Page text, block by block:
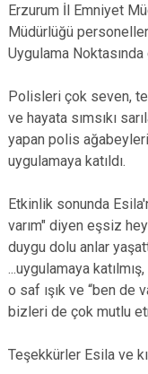
Erzurum İl Emniyet
Müdürlüğü
Uygulama
Polisleri çok seven,
ve hayata sımsıkı
yapan polis
uygulamaya katıldı.
Etkinlik sonunda
varım" diyen eşsiz
duygu dolu anlar
...uygulamaya
o saf ışık ve “ben de
bizleri de çok mutlu
Teşekkürler Esila ve